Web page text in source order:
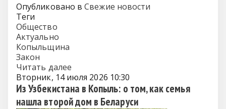
Опубликовано в Свежие новости
Теги
Общество
Актуально
Копыльщина
Закон
Читать далее
Вторник, 14 июля 2026 10:30
Из Узбекистана в Копыль: о том, как семья
нашла второй дом в Беларуси